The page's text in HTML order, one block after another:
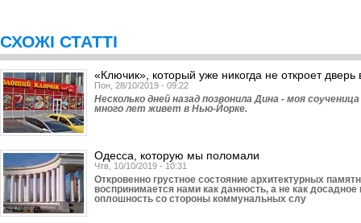
СХОЖІ СТАТТІ
«Ключик», который уже никогда не откроет дверь
Пон, 28/10/2019 - 09:22
Несколько дней назад позвонила Дина - моя
много лет живет в Нью-Йорке.
Одесса, которую мы поломали
Чтв, 10/10/2019 - 10:31
Откровенно грустное состояние архитектурных
воспринимается нами как данность, а не как
оплошность со стороны коммунальных слу